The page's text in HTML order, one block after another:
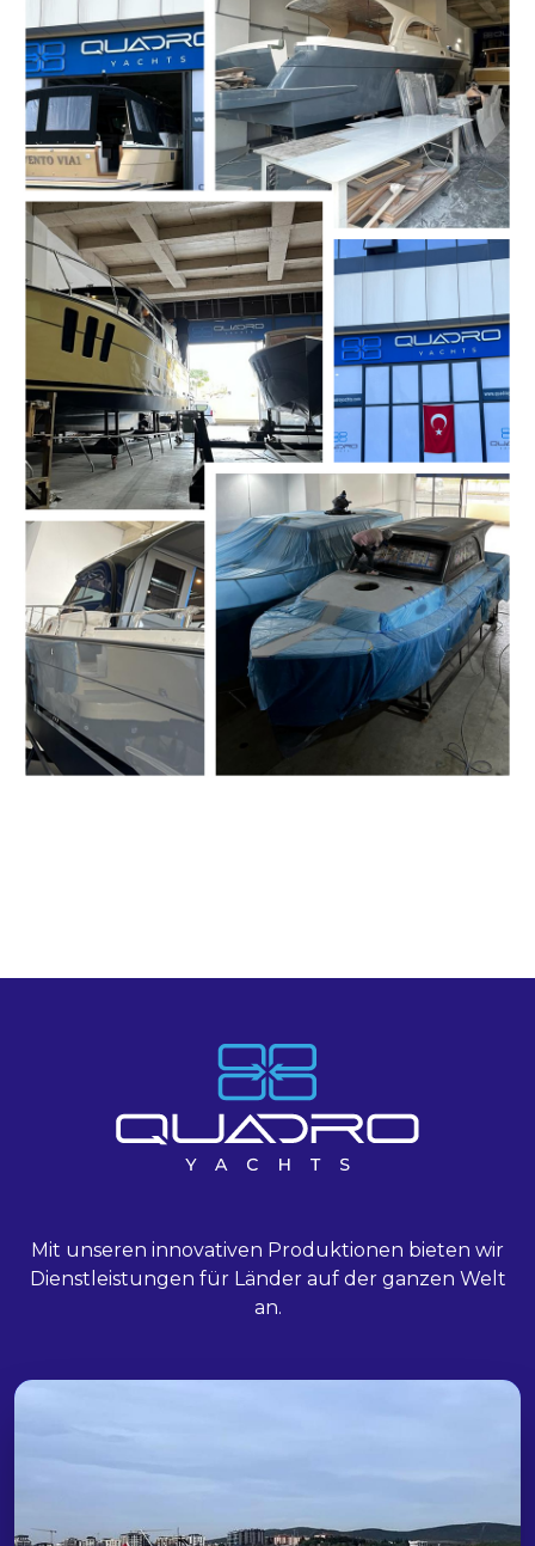
Mit unseren innovativen Produktionen bieten wir
Dienstleistungen für Länder auf der ganzen Welt
an.